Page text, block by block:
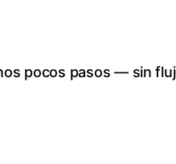
pocos pasos — sin